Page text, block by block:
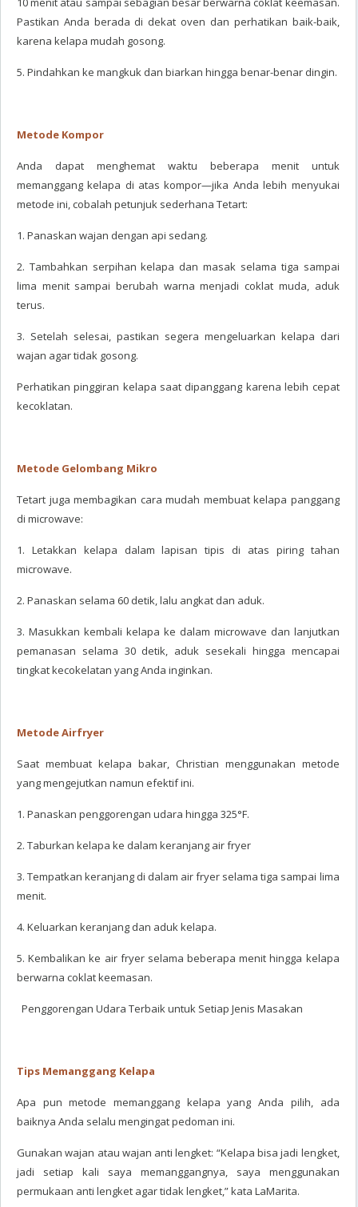
Pastikan Anda berada di dekat oven dan perhatikan baik-baik,
karena kelapa mudah gosong.
5. Pindahkan ke mangkuk dan biarkan hingga benar-benar dingin.
Metode Kompor
Anda dapat menghemat waktu beberapa menit untuk
memanggang kelapa di atas kompor—jika Anda lebih menyukai
metode ini, cobalah petunjuk sederhana Tetart:
1. Panaskan wajan dengan api sedang.
2. Tambahkan serpihan kelapa dan masak selama tiga sampai
lima menit sampai berubah warna menjadi coklat muda, aduk
terus.
3. Setelah selesai, pastikan segera mengeluarkan kelapa dari
wajan agar tidak gosong.
Perhatikan pinggiran kelapa saat dipanggang karena lebih cepat
kecoklatan.
Metode Gelombang Mikro
Tetart juga membagikan cara mudah membuat kelapa panggang
di microwave:
1. Letakkan kelapa dalam lapisan tipis di atas piring tahan
microwave.
2. Panaskan selama 60 detik, lalu angkat dan aduk.
3. Masukkan kembali kelapa ke dalam microwave dan lanjutkan
pemanasan selama 30 detik, aduk sesekali hingga mencapai
tingkat kecokelatan yang Anda inginkan.
Metode Airfryer
Saat membuat kelapa bakar, Christian menggunakan metode
yang mengejutkan namun efektif ini.
1. Panaskan penggorengan udara hingga 325°F.
2. Taburkan kelapa ke dalam keranjang air fryer
3. Tempatkan keranjang di dalam air fryer selama tiga sampai lima
menit.
4. Keluarkan keranjang dan aduk kelapa.
5. Kembalikan ke air fryer selama beberapa menit hingga kelapa
berwarna coklat keemasan.
Penggorengan Udara Terbaik untuk Setiap Jenis Masakan
Tips Memanggang Kelapa
Apa pun metode memanggang kelapa yang Anda pilih, ada
baiknya Anda selalu mengingat pedoman ini.
Gunakan wajan atau wajan anti lengket: “Kelapa bisa jadi lengket,
jadi setiap kali saya memanggangnya, saya menggunakan
permukaan anti lengket agar tidak lengket,” kata LaMarita.